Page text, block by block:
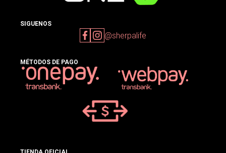
SIGUENOS
@sherpalife
MÉTODOS DE PAGO